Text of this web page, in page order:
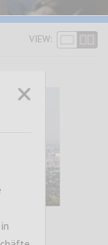
VIEW: